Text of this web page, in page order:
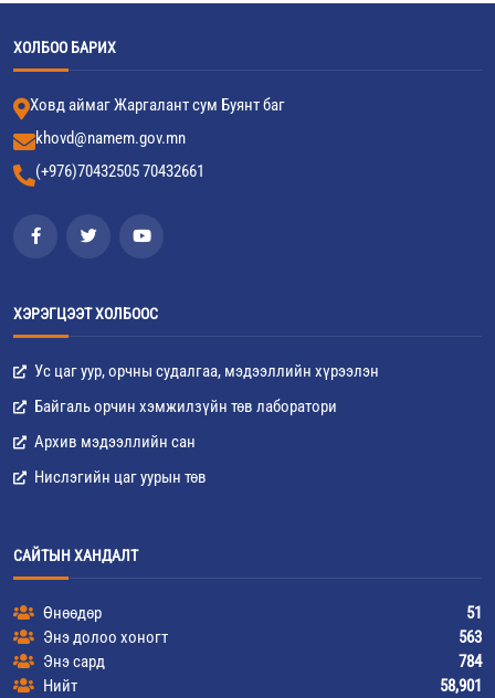
ХОЛБОО БАРИХ
Ховд аймаг Жаргалант сум Буянт баг
khovd@namem.gov.mn
(+976)70432505 70432661
ХЭРЭГЦЭЭТ ХОЛБООС
Ус цаг уур, орчны судалгаа, мэдээллийн хүрээлэн
Байгаль орчин хэмжилзүйн төв лаборатори
Архив мэдээллийн сан
Нислэгийн цаг уурын төв
САЙТЫН ХАНДАЛТ
Өнөөдөр
51
Энэ долоо хоногт
563
Энэ сард
784
Нийт
58,901